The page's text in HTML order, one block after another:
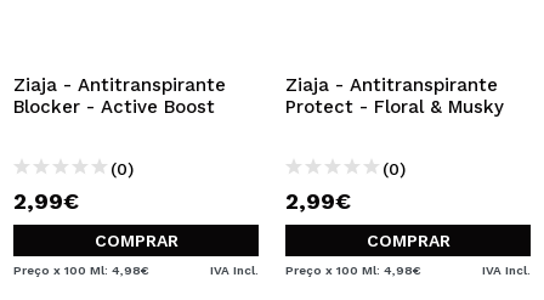
Ziaja - Antitranspirante
Blocker - Active Boost
(0)
2,99€
COMPRAR
Preço x 100 Ml: 4,98€ IVA Incl.
Ziaja - Antitranspirante
Protect - Floral & Musky
(0)
2,99€
COMPRAR
Preço x 100 Ml: 4,98€ IVA Incl.